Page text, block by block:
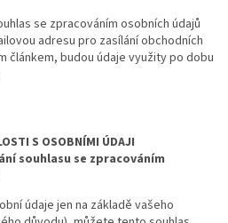
se zpracováním osobních údajů
adresu pro zasílání obchodních
článkem, budou údaje využity po dobu
S OSOBNÍMI ÚDAJI
souhlasu se zpracováním
údaje jen na základě vašeho